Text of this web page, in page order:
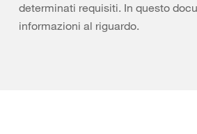
determinati requisiti. In questo
informazioni al riguardo.